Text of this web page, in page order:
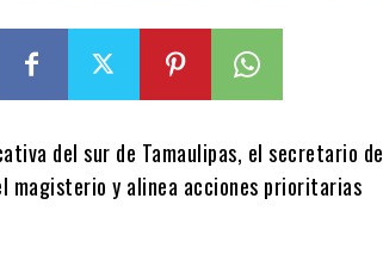
del sur de Tamaulipas, el secretario de
magisterio y alinea acciones prioritarias